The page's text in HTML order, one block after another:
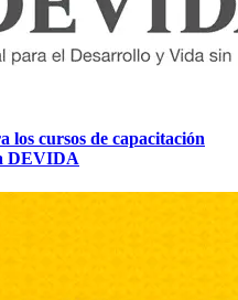
los cursos de capacitación
DEVIDA